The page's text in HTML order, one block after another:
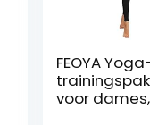
FEOYA
voor dames,